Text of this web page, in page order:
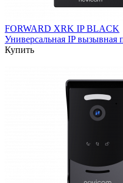
FORWARD XRK IP BLACK
Универсальная IP вызывная
Купить